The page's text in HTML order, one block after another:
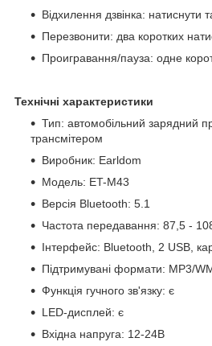
Відхилення дзвінка: натиснути
Перезвонити: два коротких
Проигравання/пауза: одне
Технічні характеристики
Тип: автомобільний зарядний
трансмітером
Виробник: Earldom
Модель: ET-M43
Версія Bluetooth: 5.1
Частота передавання: 87,5 -
Інтерфейс: Bluetooth, 2 USB,
Підтримувані формати: MP3/
Функція гучного зв'язку: є
LED-дисплей: є
Вхідна напруга: 12-24В